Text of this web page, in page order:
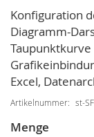
Konfiguration
Diagramm-
Excel,
Artikelnummer st-
Menge